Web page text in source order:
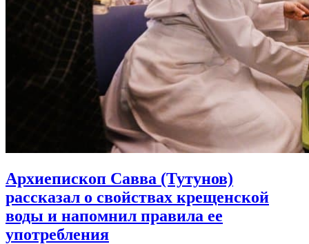
Архиепископ Савва (Тутунов)
рассказал о свойствах крещенской
воды и напомнил правила ее
употребления